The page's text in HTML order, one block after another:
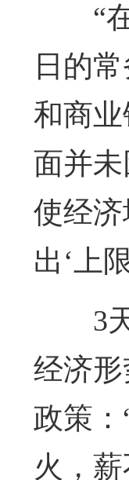
“
日的
和商
面并
使经
出‘上
3
经济
政策
火，